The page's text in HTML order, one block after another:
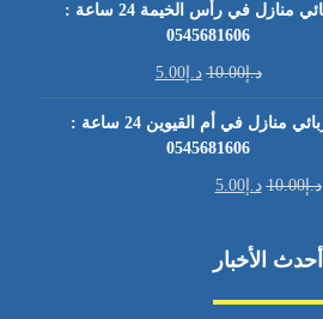
كهربائي منازل في رأس الخيمة 24 ساعة :
0545681606
د.إ10.00 د.إ5.00
كهربائي منازل في أم القيوين 24 ساعة :
0545681606
د.إ10.00 د.إ5.00
أحدث الأخبار